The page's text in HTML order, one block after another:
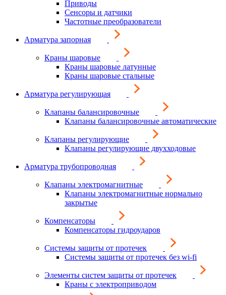
Приводы
Сенсоры и датчики
Частотные преобразователи
Арматура запорная
Краны шаровые
Краны шаровые латунные
Краны шаровые стальные
Арматура регулирующая
Клапаны балансировочные
Клапаны балансировочные автоматические
Клапаны регулирующие
Клапаны регулирующие двухходовые
Арматура трубопроводная
Клапаны электромагнитные
Клапаны электромагнитные нормально
закрытые
Компенсаторы
Компенсаторы гидроударов
Системы защиты от протечек
Системы защиты от протечек без wi-fi
Элементы систем защиты от протечек
Краны с электроприводом